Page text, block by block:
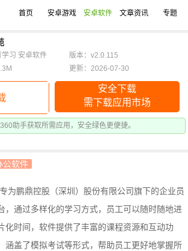
首页 安卓游戏 安卓软件 文章资讯 专题
安全下载
需下载应用市场
助手获取所需应用，安全绿色更便捷。
学习 安卓软件
版本：v2.0.115
更新：2026-07-30
公软件
为鹏鼎控股（深圳）股份有限公司旗下的企业员
，通过多样化的学习方式，员工可以随时随地进
化时间，软件提供了丰富的课程资源和互动功
涵盖了模拟考试等形式，帮助员工更好地掌握所